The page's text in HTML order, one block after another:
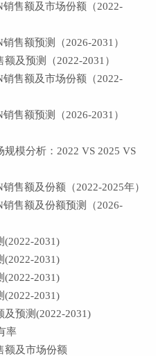
售额及市场份额（2022-
额预测（2026-2031）
及预测（2022-2031）
售额及市场份额（2022-
额预测（2026-2031）
模分析：2022 VS 2025 VS
额及份额（2022-2025年）
售额及份额预测（2026-
2031)
2031)
2031)
2031)
预测(2022-2031)
率
及市场份额